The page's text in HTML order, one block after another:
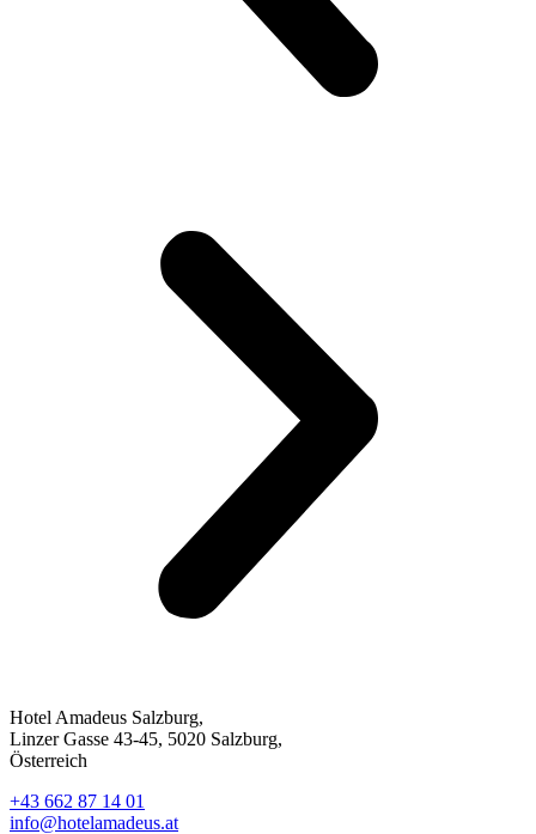
Hotel Amadeus Salzburg,
Linzer Gasse 43-45, 5020 Salzburg,
Österreich
+43 662 87 14 01
info@hotelamadeus.at